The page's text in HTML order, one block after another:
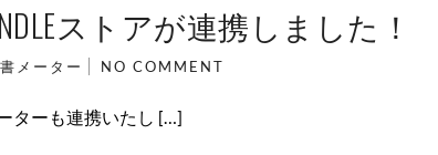
ストアが連携しました！
メーター NO COMMENT
ターも連携いたし […]